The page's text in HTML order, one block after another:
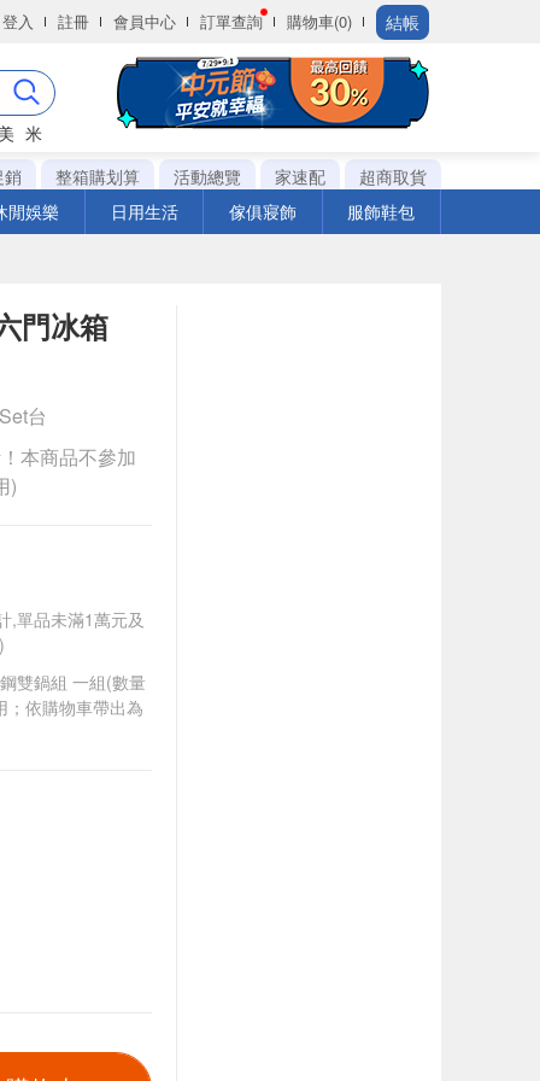
登入 註冊 會員中心 訂單查詢 購物車(0) 結帳
米
銷
整箱購划算 活動總覽 家速配
超商取貨
閒娛樂
日用生活 傢俱寢飾 服飾鞋包
門冰箱
台
本商品不參加
)
,單品未滿1萬元及
雙鍋組 一組(數量
；依購物車帶出為